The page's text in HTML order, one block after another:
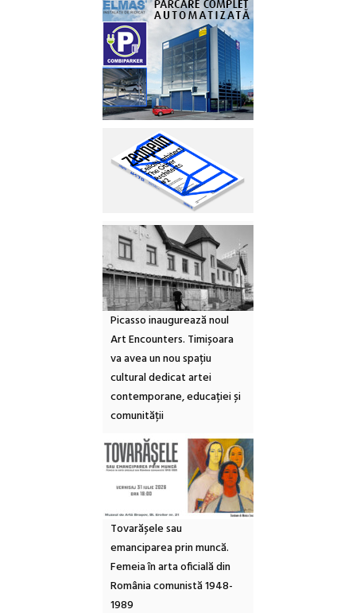
Picasso inaugurează noul
Art Encounters. Timișoara
va avea un nou spațiu
cultural dedicat artei
contemporane, educației și
comunității
Tovarășele sau
emanciparea prin muncă.
Femeia în arta oficială din
România comunistă 1948-
1989